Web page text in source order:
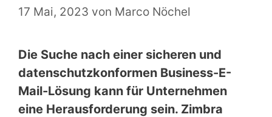
17 Mai, 2023 von Marco Nöchel
Die Suche nach einer sicheren und
datenschutzkonformen Business-E-
Mail-Lösung kann für Unternehmen
eine Herausforderung sein. Zimbra